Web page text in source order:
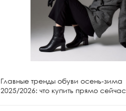
Главные тренды обуви осень-зима
2025/2026: что купить прямо сейчас